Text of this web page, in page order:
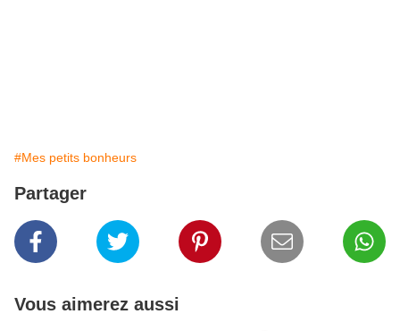
#Mes petits bonheurs
Partager
Vous aimerez aussi